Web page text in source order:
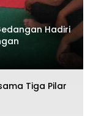
Hadiri
Tiga Pilar